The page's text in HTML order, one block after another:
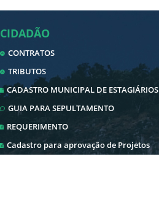
CIDADÃO
CONTRATOS
TRIBUTOS
CADASTRO MUNICIPAL DE ESTAGIÁRIOS
GUIA PARA SEPULTAMENTO
REQUERIMENTO
Cadastro para aprovação de Projetos